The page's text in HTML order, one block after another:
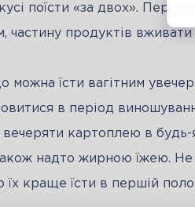
поїсти «за двох».
частину продуктів вживати
можна їсти вагітним
в період
картоплею в будь-
надто жирною їжею. Не
їх краще їсти в першій